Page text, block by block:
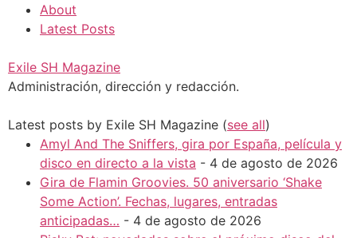
About
Latest Posts
Exile SH Magazine
Administración, dirección y redacción.
Latest posts by Exile SH Magazine (see all)
Amyl And The Sniffers, gira por España, película y
disco en directo a la vista - 4 de agosto de 2026
Gira de Flamin Groovies. 50 aniversario ‘Shake
Some Action’. Fechas, lugares, entradas
anticipadas… - 4 de agosto de 2026